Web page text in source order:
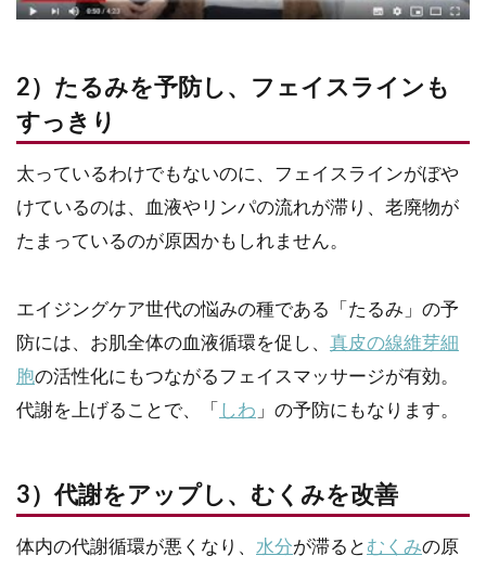
2）たるみを予防し、フェイスラインも
すっきり
太っているわけでもないのに、フェイスラインがぼや
けているのは、血液やリンパの流れが滞り、老廃物が
たまっているのが原因かもしれません。
エイジングケア世代の悩みの種である「たるみ」の予
防には、お肌全体の血液循環を促し、 真皮の線維芽細
胞の活性化にもつながるフェイスマッサージが有効。
代謝を上げることで、「 しわ 」の予防にもなります。
3）代謝をアップし、むくみを改善
体内の代謝循環が悪くなり、 水分が滞ると むくみの原